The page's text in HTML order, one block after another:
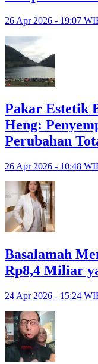
26 Apr 2026 - 19:07
Pakar Estetik
Heng:
Perubahan
26 Apr 2026 - 10:48
Basalamah
Rp8,4 Miliar
24 Apr 2026 - 15:24